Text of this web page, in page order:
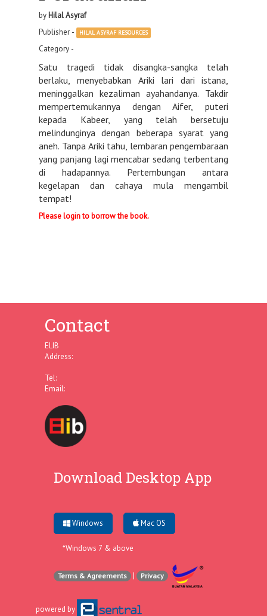
by Hilal Asyraf
Publisher -
HILAL ASYRAF RESOURCES
Category -
Satu tragedi tidak disangka-sangka telah
berlaku, menyebabkan Ariki lari dari istana,
meninggalkan kezaliman ayahandanya. Takdir
mempertemukannya dengan Aifer, puteri
kepada Kabeer, yang telah bersetuju
melindunginya dengan beberapa syarat yang
aneh. Tanpa Ariki tahu, lembaran pengembaraan
yang panjang lagi mencabar sedang terbentang
di hadapannya. Pertembungan antara
kegelapan dan cahaya mula mengambil
tempat!
Please login to borrow the book.
Contact
ELIB
Address:
Tel:
Email:
Download Desktop App
Windows Mac OS
*Windows 7 & above
Terms & Agreements | Privacy
powered by